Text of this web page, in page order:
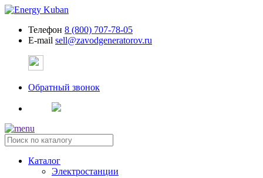
Телефон 8 (800) 707-78-05
E-mail sell@zavodgeneratorov.ru
Обратный звонок
Каталог
Электростанции